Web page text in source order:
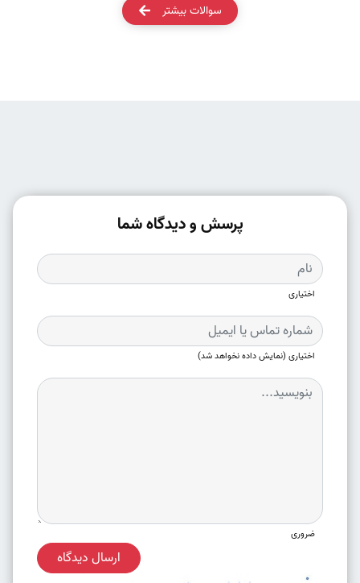
سوالات بیشتر
پرسش و دیدگاه شما
اختیاری
اختیاری (نمایش داده نخواهد شد)
ضروری
ارسال دیدگاه